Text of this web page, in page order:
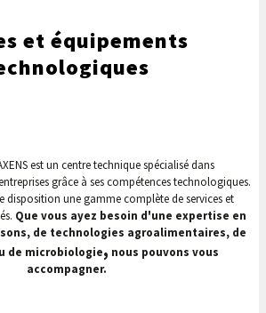
et équipements
est un centre technique spécialisé dans
grâce à ses compétences technologiques.
disposition une gamme complète de services et
Que vous ayez besoin d'une expertise en
de technologies agroalimentaires, de
de microbiologie, nous pouvons vous
accompagner.